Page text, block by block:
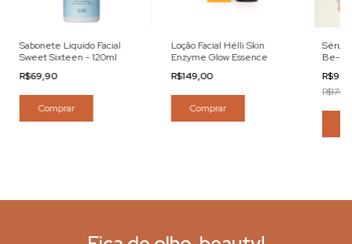
Sabonete Liquido Facial
Sweet Sixteen - 120ml
R$69,90
Comprar
Loção Facial Hélli Skin
Enzyme Glow Essence
R$149,00
Comprar
Be-